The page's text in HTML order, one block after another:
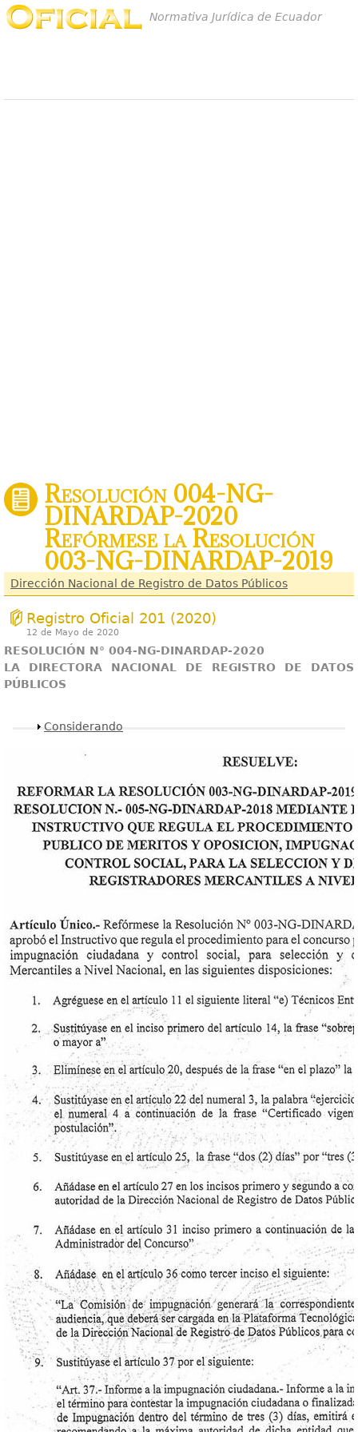
Normativa Jurídica de Ecuador
Resolución 004-NG-
DINARDAP-2020
Refórmese la Resolución
003-NG-DINARDAP-2019
Dirección Nacional de Registro de Datos Públicos
Registro Oficial 201 (2020)
12 de Mayo de 2020
RESOLUCIÓN N° 004-NG-DINARDAP-2020
LA DIRECTORA NACIONAL DE REGISTRO DE DATOS
PÚBLICOS
Mostrar
Considerando